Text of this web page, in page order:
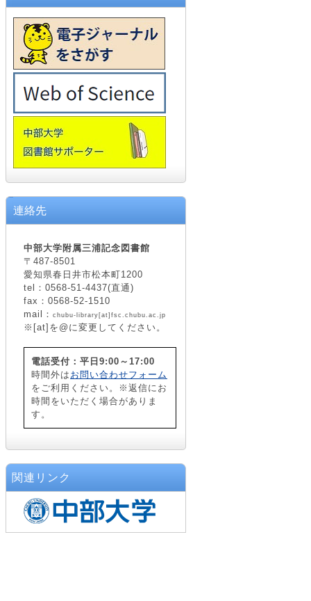
連絡先
中部大学附属三浦記念図書館
〒487-8501
愛知県春日井市松本町1200
tel：0568-51-4437(直通)
fax：0568-52-1510
mail： chubu-library[at]fsc.chubu.ac.jp
※[at]を@に変更してください。
電話受付：平日9:00～17:00
時間外は お問い合わせフォーム
をご利用ください。※返信にお
時間をいただく場合がありま
す。
関連リンク